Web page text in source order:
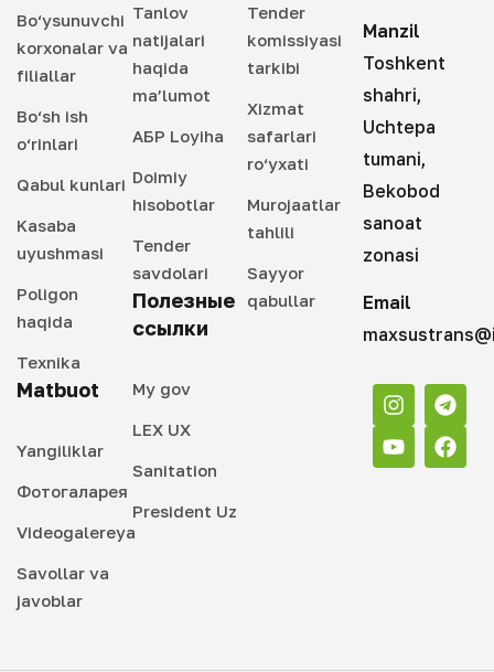
Bo‘ysunuvchi
korxonalar va
filiallar
Bo‘sh ish
o‘rinlari
Qabul kunlari
Kasaba
uyushmasi
Poligon
haqida
Texnika
Matbuot
Yangiliklar
Фотогаларея
Videogalereya
Savollar va
javoblar
Tanlov
natijalari
haqida
ma’lumot
АБР Loyiha
Doimiy
hisobotlar
Tender
savdolari
Полезные
ссылки
My gov
LEX UX
Sanitation
President Uz
Tender
komissiyasi
tarkibi
Xizmat
safarlari
ro‘yxati
Murojaatlar
tahlili
Sayyor
qabullar
Manzil
Toshkent
shahri,
Uchtepa
tumani,
Bekobod
sanoat
zonasi
Email